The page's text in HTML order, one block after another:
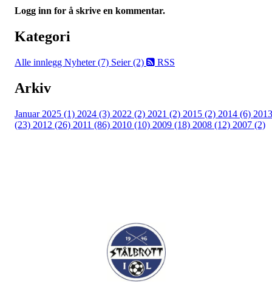
Logg inn for å skrive en kommentar.
Kategori
Alle innlegg Nyheter (7) Seier (2) RSS
Arkiv
Januar 2025 (1) 2024 (3) 2022 (2) 2021 (2) 2015 (2) 2014 (6) 2013
(23) 2012 (26) 2011 (86) 2010 (10) 2009 (18) 2008 (12) 2007 (2)